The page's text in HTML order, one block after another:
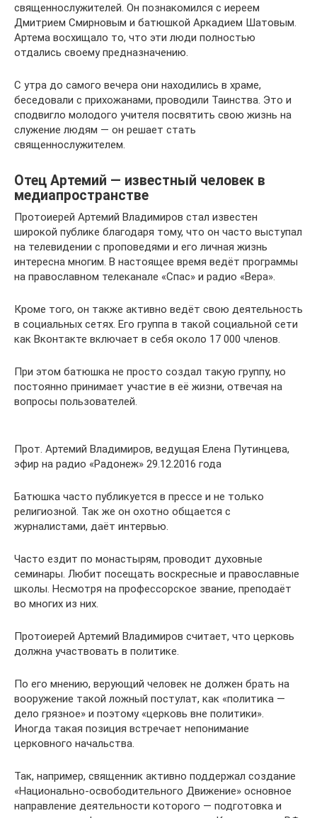
священнослужителей. Он познакомился с иереем
Дмитрием Смирновым и батюшкой Аркадием Шатовым.
Артема восхищало то, что эти люди полностью
отдались своему предназначению.
С утра до самого вечера они находились в храме,
беседовали с прихожанами, проводили Таинства. Это и
сподвигло молодого учителя посвятить свою жизнь на
служение людям — он решает стать
священнослужителем.
Отец Артемий — известный человек в
медиапространстве
Протоиерей Артемий Владимиров стал известен
широкой публике благодаря тому, что он часто выступал
на телевидении с проповедями и его личная жизнь
интересна многим. В настоящее время ведёт программы
на православном телеканале «Спас» и радио «Вера».
Кроме того, он также активно ведёт свою деятельность
в социальных сетях. Его группа в такой социальной сети
как Вконтакте включает в себя около 17 000 членов.
При этом батюшка не просто создал такую группу, но
постоянно принимает участие в её жизни, отвечая на
вопросы пользователей.
Прот. Артемий Владимиров, ведущая Елена Путинцева,
эфир на радио «Радонеж» 29.12.2016 года
Батюшка часто публикуется в прессе и не только
религиозной. Так же он охотно общается с
журналистами, даёт интервью.
Часто ездит по монастырям, проводит духовные
семинары. Любит посещать воскресные и православные
школы. Несмотря на профессорское звание, преподаёт
во многих из них.
Протоиерей Артемий Владимиров считает, что церковь
должна участвовать в политике.
По его мнению, верующий человек не должен брать на
вооружение такой ложный постулат, как «политика —
дело грязное» и поэтому «церковь вне политики».
Иногда такая позиция встречает непонимание
церковного начальства.
Так, например, священник активно поддержал создание
«Национально-освободительного Движение» основное
направление деятельности которого — подготовка и